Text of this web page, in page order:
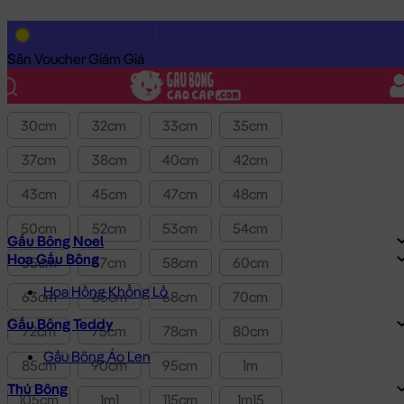
Săn Voucher Giảm Giá
Gấu Bông Noel
Hoa Gấu Bông
Hoa Hồng Khổng Lồ
Gấu Bông Teddy
Gấu Bông Áo Len
Thú Bông
Lọc theo Giá SP:
Giá
Kích thước
30cm 32cm 33cm
35cm
37cm
38cm 40cm
42cm
43cm
45cm 47cm
48cm
50cm
52cm 53cm
54cm
55cm
57cm 58cm
60cm
63cm
65cm 68cm
70cm
72cm
75cm 78cm
80cm
85cm
90cm 95cm
1m
105cm
1m1 115cm
1m15